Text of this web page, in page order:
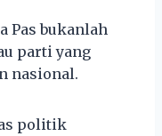
Pas bukanlah
parti yang
nasional.
politik